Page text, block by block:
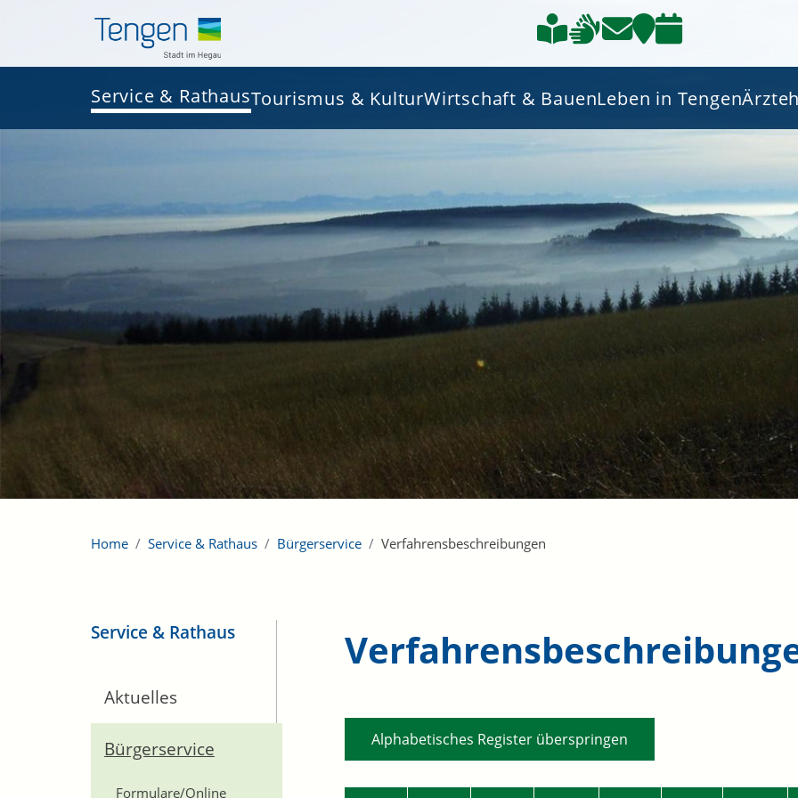
Service & RathausTourismus & KulturWirtschaft & BauenLeben in Tengen
Home Service & Rathaus Bürgerservice Verfahrensbeschreibungen
Service & Rathaus
Aktuelles
Bürgerservice
Formulare/Online
Alphabetisches Register überspringen